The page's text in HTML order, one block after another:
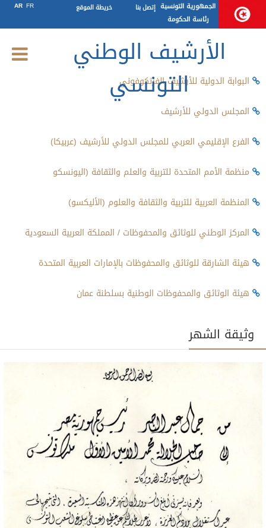
الجمهورية التونسية
رئاسة الحكومة
AR FR خريطة الموقع إتصل بنا
الأرشيف الوطني
التونسي
روابط مفيدة
الجمعية الدولية للأرشيف الفرنكوفوني
البوابة الدولية للأرشيف الفرنكوفوني
المجلس الدولي للأرشيف
الفرع الإقليمي العربي للمجلس الدولي للأرشيف (عربيكا)
منظمة الأمم المتحدة للتربية والعلم والثقافة (اليونسكو
المنظمة العربية للتربية والثقافة والعلوم (الأليكسو)
المركز الوطني للوثائق والمحفوظات / المملكة العربية السعودية
هيئة الشارقة للوثائق والمحفوظات بالإمارات العربية المتحدة
هيئة الوثائق والمحفوظات الوطنية بسلطنة عمان
وثيقة الشهر